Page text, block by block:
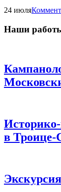
24 июля
Наши
в Троице-